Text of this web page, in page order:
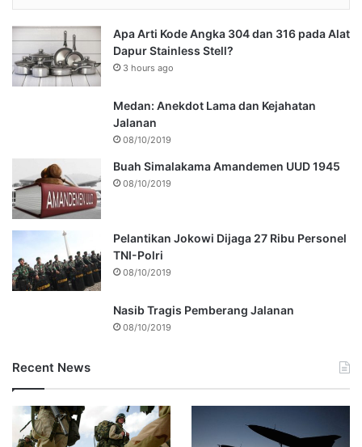
Apa Arti Kode Angka 304 dan 316 pada Alat
Dapur Stainless Stell?
3 hours ago
Medan: Anekdot Lama dan Kejahatan
Jalanan
08/10/2019
Buah Simalakama Amandemen UUD 1945
08/10/2019
Pelantikan Jokowi Dijaga 27 Ribu Personel
TNI-Polri
08/10/2019
Nasib Tragis Pemberang Jalanan
08/10/2019
Recent News